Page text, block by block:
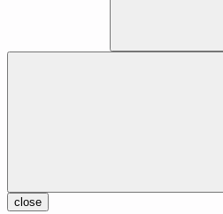
close